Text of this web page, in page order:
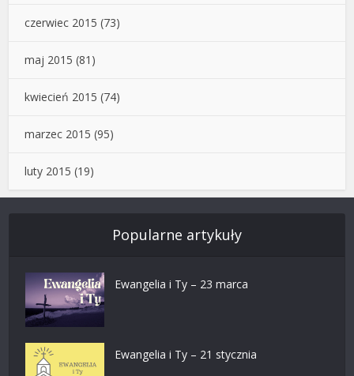
czerwiec 2015 (73)
maj 2015 (81)
kwiecień 2015 (74)
marzec 2015 (95)
luty 2015 (19)
Popularne artykuły
Ewangelia i Ty – 23 marca
Ewangelia i Ty – 21 stycznia